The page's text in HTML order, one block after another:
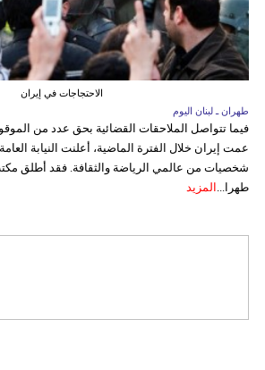
الاحتجاجات في إيران
طهران ـ لبنان اليوم
فيما تتواصل الملاحقات القضائية بحق عدد من
عمت إيران خلال الفترة الماضية، أعلنت النيابة
شخصيات من عالمي الرياضة والثقافة. فقد أطلق
طهرا... المزيد